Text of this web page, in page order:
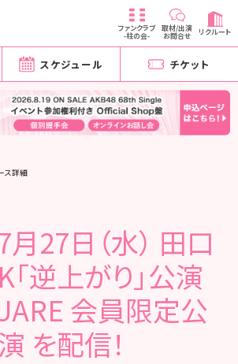
ファンクラブ
-柱の会-
取材/出演
お問合せ リクルート
スケジュール チケット
ス詳細
27日（水） 田口
逆上がり」公演
会員限定公
を配信！